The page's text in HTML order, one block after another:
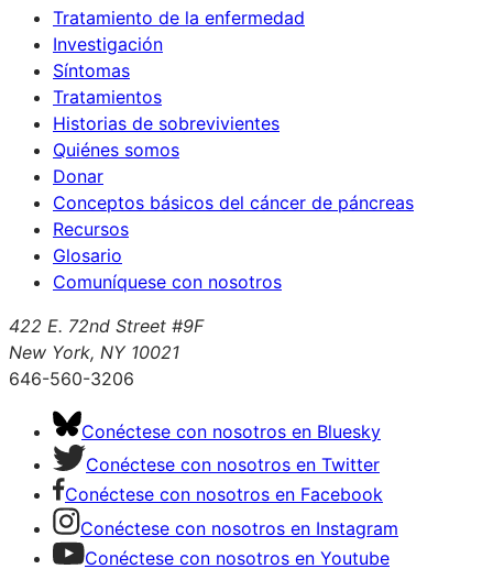
Tratamiento de la enfermedad
Investigación
Síntomas
Tratamientos
Historias de sobrevivientes
Quiénes somos
Donar
Conceptos básicos del cáncer de páncreas
Recursos
Glosario
Comuníquese con nosotros
422 E. 72nd Street #9F
New York, NY 10021
646-560-3206
Conéctese con nosotros en Bluesky
Conéctese con nosotros en Twitter
Conéctese con nosotros en Facebook
Conéctese con nosotros en Instagram
Conéctese con nosotros en Youtube